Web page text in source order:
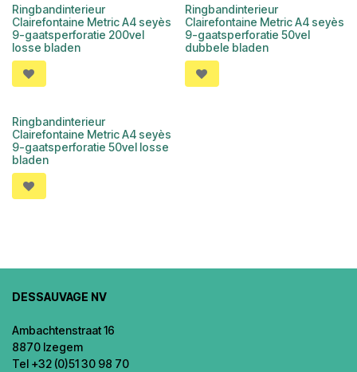
Ringbandinterieur
Clairefontaine Metric A4 seyès
9-gaatsperforatie 200vel
losse bladen
Ringbandinterieur
Clairefontaine Metric A4 seyès
9-gaatsperforatie 50vel
dubbele bladen
Ringbandinterieur
Clairefontaine Metric A4 seyès
9-gaatsperforatie 50vel losse
bladen
DESSAUVAGE NV
Ambachtenstraat 16
8870 Izegem
Tel +32 (0)51 30 98 70